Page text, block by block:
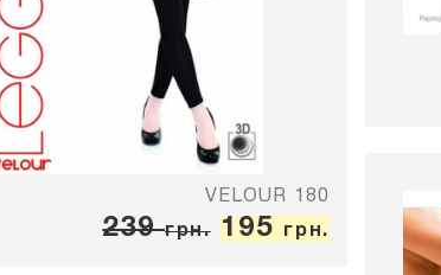
VELOUR 180
239грн. 195 грн.